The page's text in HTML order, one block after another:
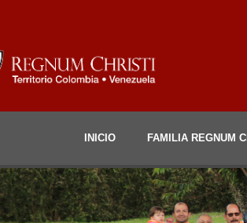
INICIO FAMILIA REGNUM